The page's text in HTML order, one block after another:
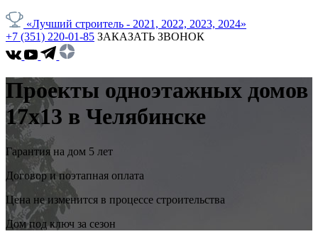
«Лучший строитель - 2021, 2022, 2023, 2024»
+7 (351) 220-01-85 ЗАКАЗАТЬ ЗВОНОК
Проекты одноэтажных домов
17x13 в Челябинске
Гарантия на дом 5 лет
Договор и поэтапная оплата
Цена не изменится в процессе строительства
Дом под ключ за сезон